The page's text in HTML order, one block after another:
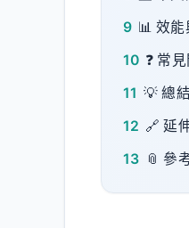
9 📊 效
10 ❓ 常
11 💡 總
12 🔗 延
13 📎 參